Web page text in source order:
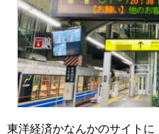
東洋経済かなんかのサイト